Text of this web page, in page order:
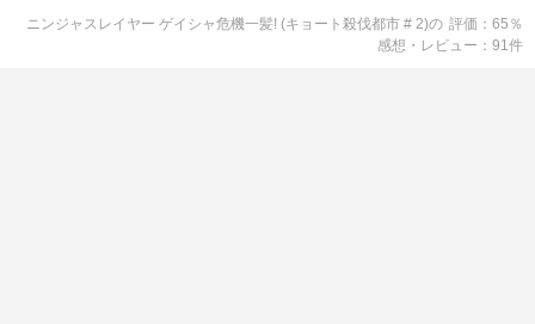
ニンジャスレイヤー ゲイシャ危機一髪! (キョート殺伐都市 # 2)の 評価 65 ％
感想・レビュー
91件